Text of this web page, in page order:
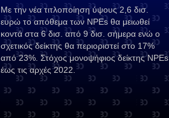
Με την νέα τιτλοποίηση ύψους 2,6 δισ.
ευρώ το απόθεμα των NPEs θα μειωθεί
κοντά στα 6 δισ. από 9 δισ. σήμερα ενώ ο
σχετικός δείκτης θα περιοριστεί στο 17%
από 23%. Στόχος μονοψήφιος δείκτης NPEs
έως τις αρχές 2022.